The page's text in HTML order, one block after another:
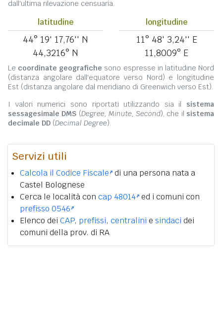
dall'ultima rilevazione censuaria.
latitudine
44° 19' 17,76'' N
44,3216° N
longitudine
11° 48' 3,24'' E
11,8009° E
Le coordinate geografiche sono espresse in latitudine Nord
(distanza angolare dall'equatore verso Nord) e longitudine
Est (distanza angolare dal meridiano di Greenwich verso Est).
I valori numerici sono riportati utilizzando sia il sistema
sessagesimale DMS (Degree, Minute, Second), che il sistema
decimale DD (Decimal Degree).
Servizi utili
Calcola il Codice Fiscale di una persona nata a
Castel Bolognese
Cerca le località con cap 48014 ed i comuni con
prefisso 0546
Elenco dei CAP, prefissi, centralini e sindaci dei
comuni della prov. di RA